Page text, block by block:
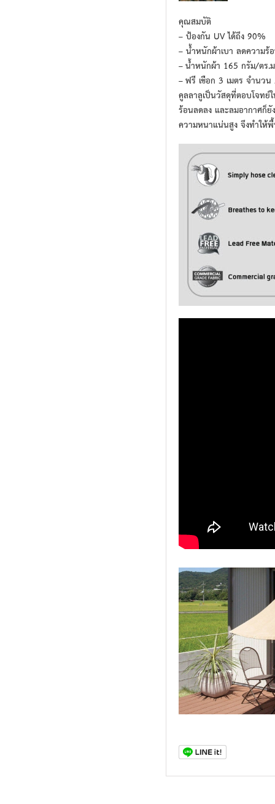
คุณสมบัติ
– ป้องกัน UV ได้ถึง 90%
– น้ำหนักผ้าเบา ลดความร้
– น้ำหนักผ้า 165 กรัม/ตร.
– ฟรี เชือก 3 เมตร จำนว
คูลลาลูเป็นวัสดุที่ตอบโจทย์
ร้อนลดลง และลมอากาศก็
ความหนาแน่นสูง จึงทำให้